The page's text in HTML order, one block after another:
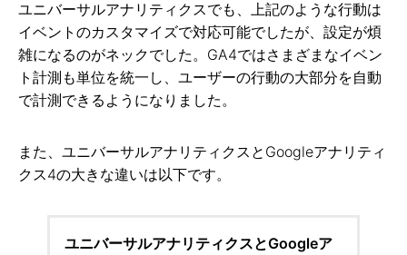
ユニバーサルアナリティクスでも、上記のような行動は
イベントのカスタマイズで対応可能でしたが、設定が煩
雑になるのがネックでした。GA4ではさまざまなイベン
ト計測も単位を統一し、ユーザーの行動の大部分を自動
で計測できるようになりました。
また、ユニバーサルアナリティクスとGoogleアナリティ
クス4の大きな違いは以下です。
ユニバーサルアナリティクスとGoogleア